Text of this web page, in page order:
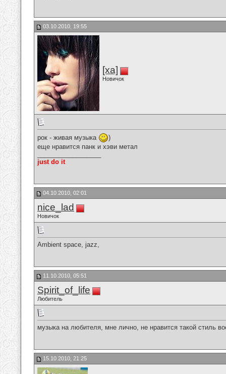
03.10.2010, 19:55
[ха]
Новичок
рок - живая музыка
)
еще нравится панк и хэви метал
just do it
04.10.2010, 02:01
nice_lad
Новичок
Ambient space, jazz,
11.10.2010, 05:51
Spirit_of_life
Любитель
музыка на любителя, мне лично, не нравится такой стиль
15.10.2010, 21:25